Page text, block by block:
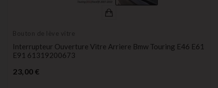
Bouton de lève vitre
Interrupteur Ouverture Vitre Arriere Bmw Touring E46 E61
E91 61319200673
23,00 €